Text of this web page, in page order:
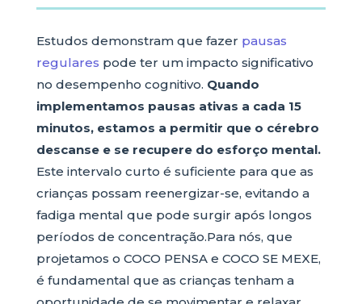
Estudos demonstram que fazer pausas
regulares pode ter um impacto significativo
no desempenho cognitivo. Quando
implementamos pausas ativas a cada 15
minutos, estamos a permitir que o cérebro
descanse e se recupere do esforço mental.
Este intervalo curto é suficiente para que as
crianças possam reenergizar-se, evitando a
fadiga mental que pode surgir após longos
períodos de concentração.Para nós, que
projetamos o COCO PENSA e COCO SE MEXE,
é fundamental que as crianças tenham a